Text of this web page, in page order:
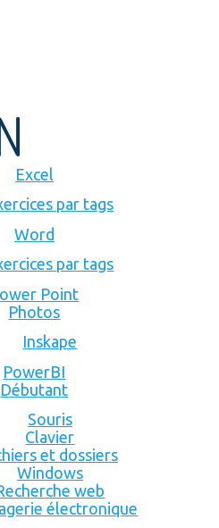
Excel
par tags
Word
par tags
Point
Photos
Inskape
PowerBI
Débutant
Souris
Clavier
et dossiers
Windows
web
électronique